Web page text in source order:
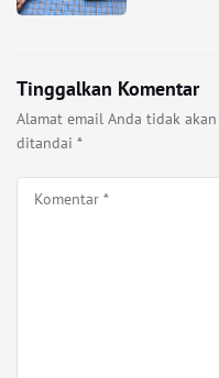
Tinggalkan Komentar
Alamat email Anda tidak
ditandai *